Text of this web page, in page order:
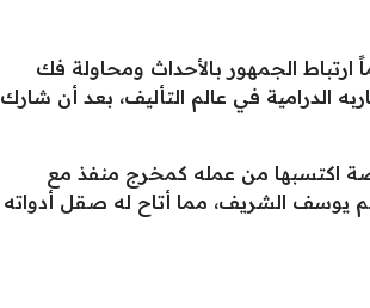
ارتباط الجمهور بالأحداث ومحاولة فك
الدرامية في عالم التأليف، بعد أن شارك
اكتسبها من عمله كمخرج منفذ مع
يوسف الشريف، مما أتاح له صقل أدواته